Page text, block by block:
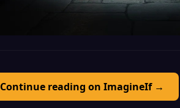
Continue reading on ImagineIf →